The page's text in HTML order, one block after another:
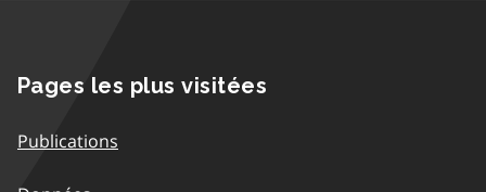
Pages les plus visitées
Publications